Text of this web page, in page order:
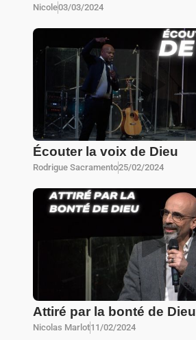
Nicole03/03/2024
Écouter la voix de Dieu
Rodrigue Sacramento25/02/2024
Attiré par la bonté de Dieu
Nicolas Marlot11/02/2024